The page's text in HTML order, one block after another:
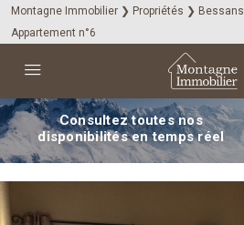
Montagne Immobilier ❯ Propriétés ❯ Bessans
Appartement n°6
Consultez toutes nos
disponibilités en temps réel